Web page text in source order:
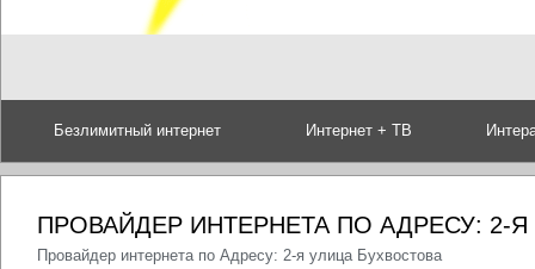
Безлимитный интернет Интернет + ТВ
ПРОВАЙДЕР ИНТЕРНЕТА ПО АДРЕСУ: 2-
Провайдер интернета по Адресу: 2-я улица Бухвостова